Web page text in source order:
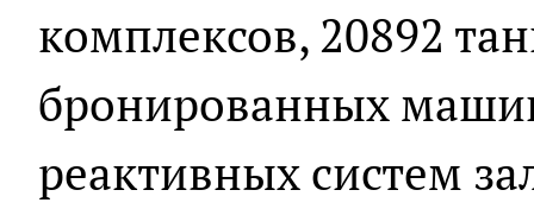
комплексов, 20892
бронированных
реактивных систем